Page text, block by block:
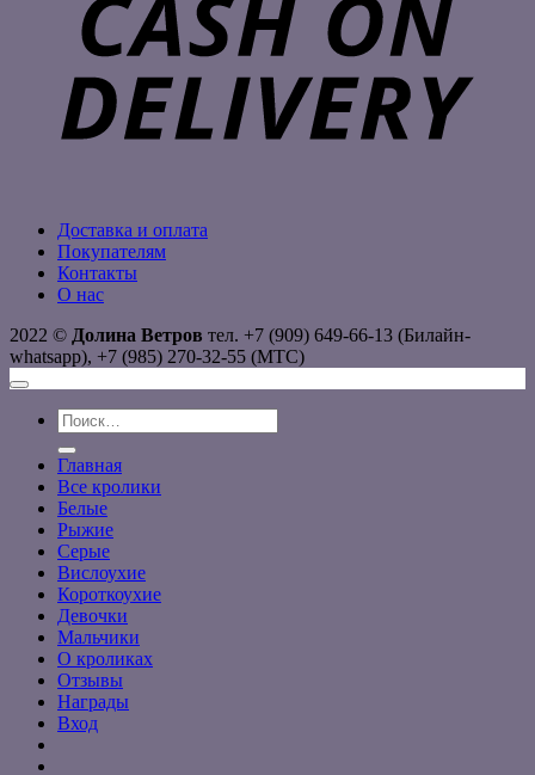
Доставка и оплата
Покупателям
Контакты
О нас
2022 © Долина Ветров тел. +7 (909) 649-66-13 (Билайн-
whatsapp), +7 (985) 270-32-55 (МТС)
Искать:
Главная
Все кролики
Белые
Рыжие
Серые
Вислоухие
Короткоухие
Девочки
Мальчики
О кроликах
Отзывы
Награды
Вход